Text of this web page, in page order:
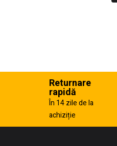
Returnare
rapidă
În 14 zile de la
achiziție